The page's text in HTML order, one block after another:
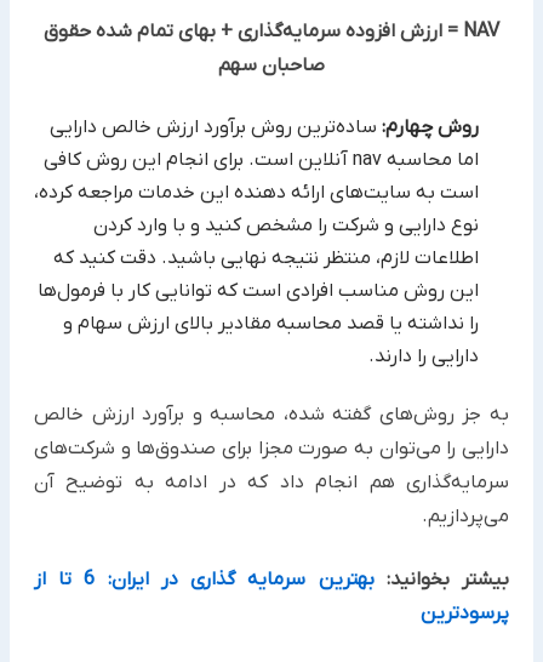
NAV = ارزش افزوده سرمایه‌گذاری + بهای تمام شده حقوق
صاحبان سهم
روش چهارم: ساده‌ترین روش برآورد ارزش خالص دارایی
اما محاسبه nav آنلاین است. برای انجام این روش کافی
است به سایت‌های ارائه دهنده این خدمات مراجعه کرده،
نوع دارایی و شرکت را مشخص کنید و با وارد کردن
اطلاعات لازم، منتظر نتیجه نهایی باشید. دقت کنید که
این روش مناسب افرادی است که توانایی کار با فرمول‌ها
را نداشته یا قصد محاسبه مقادیر بالای ارزش سهام و
دارایی را دارند.
به جز روش‌های گفته شده، محاسبه و برآورد ارزش خالص
دارایی را می‌توان به صورت مجزا برای صندوق‌ها و شرکت‌های
سرمایه‌گذاری هم انجام داد که در ادامه به توضیح آن
می‌پردازیم.
بیشتر بخوانید:
بهترین سرمایه گذاری در ایران: 6 تا از
پرسودترین